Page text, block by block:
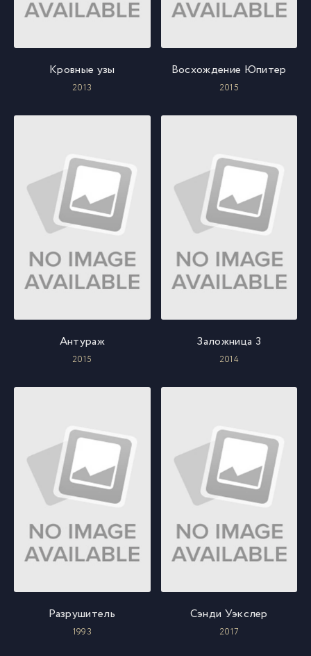
Кровные узы
2013
Восхождение Юпитер
2015
Антураж
2015
Заложница 3
2014
Разрушитель
1993
Сэнди Уэкслер
2017